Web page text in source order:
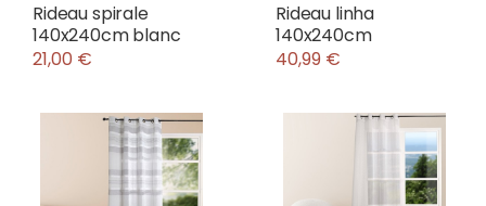
Rideau spirale
140x240cm blanc
21,00 €
Rideau linha
140x240cm
40,99 €